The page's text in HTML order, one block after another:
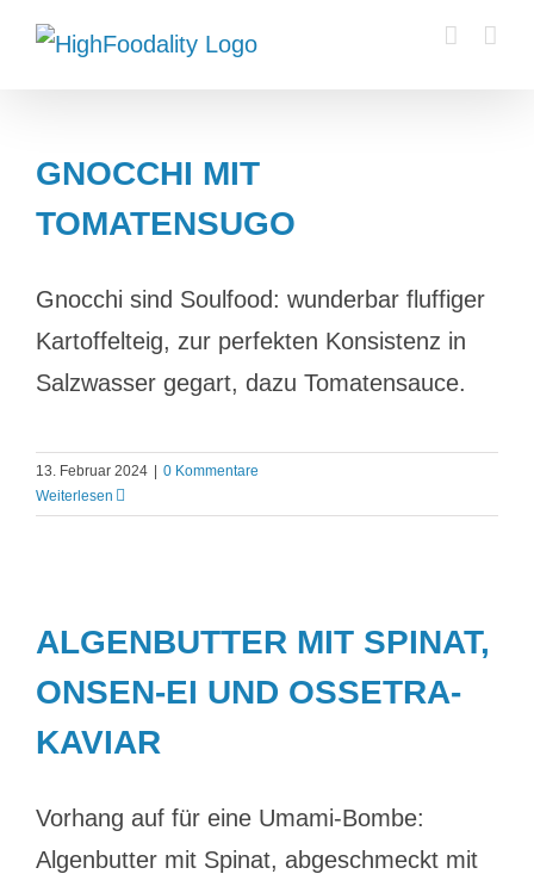
Zum
Inhalt
GNOCCHI MIT
TOMATENSUGO
Gnocchi sind Soulfood: wunderbar fluffiger
Kartoffelteig, zur perfekten Konsistenz in
Salzwasser gegart, dazu Tomatensauce.
13. Februar 2024
0 Kommentare
Weiterlesen
ALGENBUTTER MIT SPINAT,
ONSEN-EI UND OSSETRA-
KAVIAR
Vorhang auf für eine Umami-Bombe:
Algenbutter mit Spinat, abgeschmeckt mit